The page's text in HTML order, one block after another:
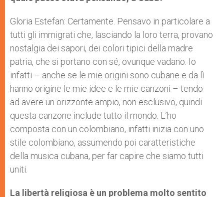
Gloria Estefan: Certamente. Pensavo in particolare a
tutti gli immigrati che, lasciando la loro terra, provano
nostalgia dei sapori, dei colori tipici della madre
patria, che si portano con sé, ovunque vadano. Io
infatti – anche se le mie origini sono cubane e da lì
hanno origine le mie idee e le mie canzoni – tendo
ad avere un orizzonte ampio, non esclusivo, quindi
questa canzone include tutto il mondo. L’ho
composta con un colombiano, infatti inizia con uno
stile colombiano, assumendo poi caratteristiche
della musica cubana, per far capire che siamo tutti
uniti.
La libertà religiosa è un problema molto sentito